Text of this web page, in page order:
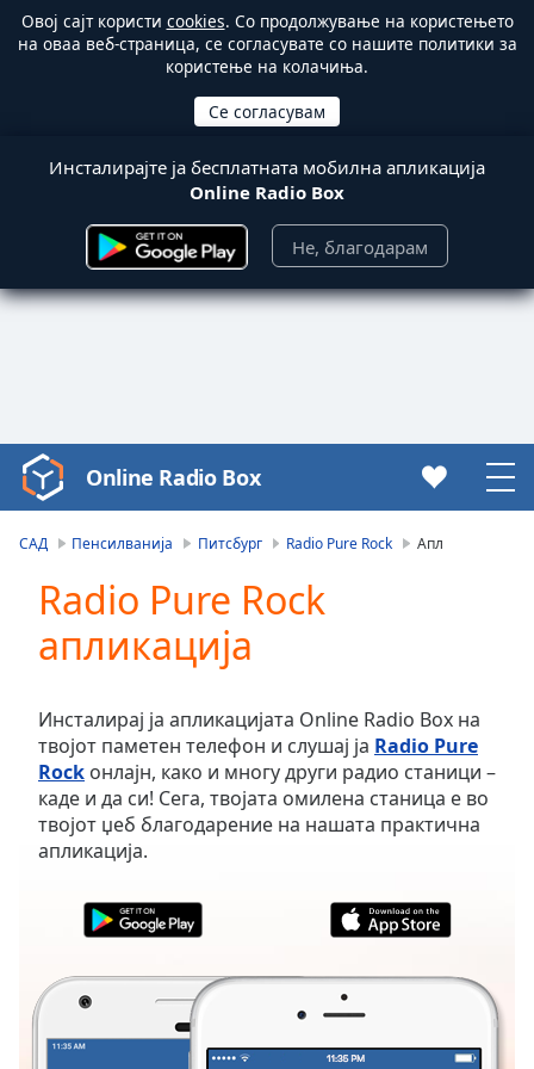
Овој сајт користи cookies. Со продолжување на користењето
на оваа веб-страница, се согласувате со нашите политики за
користење на колачиња.
Инсталирајте ја бесплатната мобилна апликација
Online Radio Box
Не, благодарам
Video
Player
Video
Skip
Forward
Mute
Current
Time0:00
Duration-:-
Seek to
live,
behind
Online Radio Box
САД Пенсилванија Питсбург Radio Pure Rock Апл
Radio Pure Rock
апликација
Инсталирај ја апликацијата Online Radio Box на
твојот паметен телефон и слушај ја Radio Pure
Rock онлајн, како и многу други радио станици –
каде и да си! Сега, твојата омилена станица е во
твојот џеб благодарение на нашата практична
апликација.